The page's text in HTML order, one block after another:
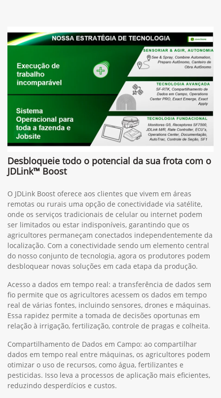
Desbloqueie todo o potencial da sua frota com o
JDLink™ Boost
O JDLink Boost oferece aos clientes que vivem em áreas
remotas ou rurais uma opção de conectividade via satélite,
onde os serviços tradicionais de celular ou internet podem
ser limitados ou estar indisponíveis, garantindo que os
agricultores permaneçam conectados independentemente da
localização. Com a conectividade sendo um elemento central
do nosso conjunto de tecnologia, agora os produtores podem
desbloquear novas soluções em cada etapa da produção.
Acesso a dados em tempo real: a transferência de dados sem
fio permite que os agricultores acessem os dados em tempo
real de várias fontes, incluindo sensores, drones e máquinas.
Essa rapidez permite a tomada de decisões oportunas em
relação à irrigação, fertilização, controle de pragas e colheita.
Compartilhamento de Dados em Campo: ao compartilhar
dados em tempo real entre máquinas, os agricultores podem
otimizar o uso de recursos, como água, fertilizantes e
pesticidas. Isso leva a processos de aplicação mais eficientes,
reduzindo desperdícios e custos.